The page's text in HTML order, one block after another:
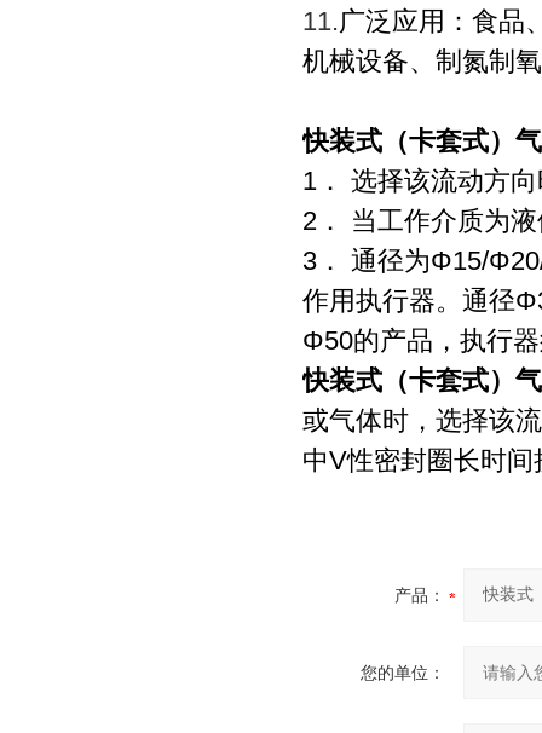
11.广泛应用：食品
机械设备、制氮制
快装式（卡套式）
1． 选择该流动方
2． 当工作介质为
3． 通径为Φ15/
作用执行器。通径
Φ50的产品，执行
快装式（卡套式）
或气体时，选择该
中V性密封圈长时
产品：
您的单位：